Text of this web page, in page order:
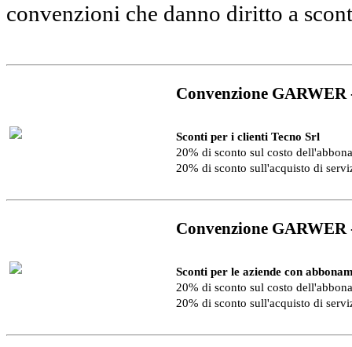
convenzioni che danno diritto a
Convenzione
Sconti per i clienti Tecno Srl
20% di sconto sul costo
20% di sconto sull'acquisto di
Convenzione
Sconti per le aziende con
20% di sconto sul costo
20% di sconto sull'acquisto di